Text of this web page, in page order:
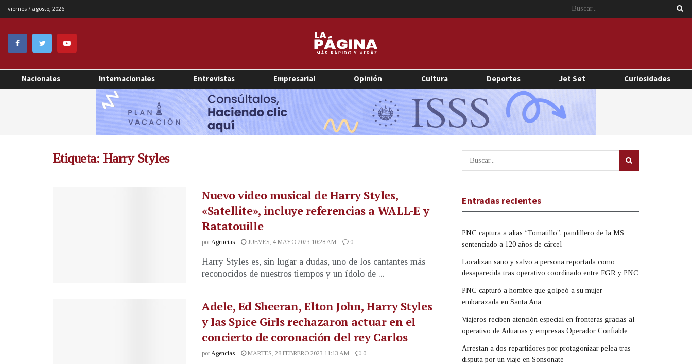
viernes 7 agosto, 2026
Nacionales Internacionales Entrevistas Empresarial Opinión Cultura Deportes Jet Set Curiosidades
Etiqueta: Harry Styles
Nuevo video musical de Harry Styles,
«Satellite», incluye referencias a WALL-E y
Ratatouille
porAgencias JUEVES, 4 MAYO 2023 10:28 AM 0
Harry Styles es, sin lugar a dudas, uno de los cantantes más
reconocidos de nuestros tiempos y un ídolo de ...
Adele, Ed Sheeran, Elton John, Harry Styles
y las Spice Girls rechazaron actuar en el
concierto de coronación del rey Carlos
porAgencias MARTES, 28 FEBRERO 2023 11:13 AM 0
Entradas recientes
PNC captura a alias “Tomatillo”, pandillero de la MS
sentenciado a 120 años de cárcel
Localizan sano y salvo a persona reportada como
desaparecida tras operativo coordinado entre FGR y PNC
PNC capturó a hombre que golpeó a su mujer
embarazada en Santa Ana
Viajeros reciben atención especial en fronteras gracias al
operativo de Aduanas y empresas Operador Confiable
Arrestan a dos repartidores por protagonizar pelea tras
disputa por un viaje en Sonsonate